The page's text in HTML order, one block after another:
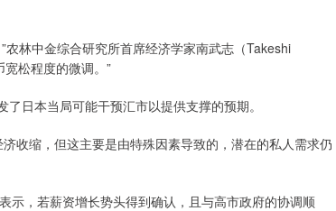
林中金综合研究所首席经济学家南武志（Takeshi
松程度的微调。”
日本当局可能干预汇市以提供支撑的预期。
缩，但这主要是由特殊因素导致的，潜在的私人需求仍
，若薪资增长势头得到确认，且与高市政府的协调顺